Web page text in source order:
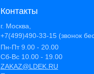
Контакты
г. Москва,
+7(499)490-33-15 (звонок
Пн-Пт 9.00 - 20.00
Сб-Вс 10.00 - 19.00
ZAKAZ@LDEK.RU